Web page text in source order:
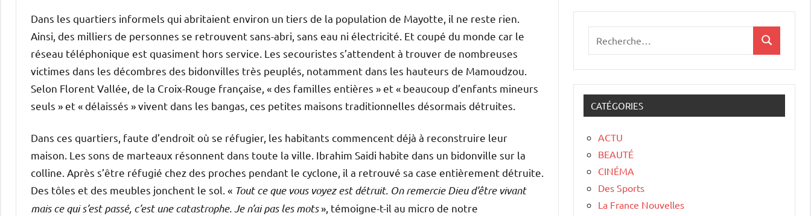
Dans les quartiers informels qui abritaient environ un tiers de la population de Mayotte, il ne reste rien.
Ainsi, des milliers de personnes se retrouvent sans-abri, sans eau ni électricité. Et coupé du monde car le
réseau téléphonique est quasiment hors service. Les secouristes s’attendent à trouver de nombreuses
victimes dans les décombres des bidonvilles très peuplés, notamment dans les hauteurs de Mamoudzou.
Selon Florent Vallée, de la Croix-Rouge française, « des familles entières » et « beaucoup d’enfants mineurs
seuls » et « délaissés » vivent dans les bangas, ces petites maisons traditionnelles désormais détruites.
Dans ces quartiers, faute d’endroit où se réfugier, les habitants commencent déjà à reconstruire leur
maison. Les sons de marteaux résonnent dans toute la ville. Ibrahim Saidi habite dans un bidonville sur la
colline. Après s’être réfugié chez des proches pendant le cyclone, il a retrouvé sa case entièrement détruite.
Des tôles et des meubles jonchent le sol. « Tout ce que vous voyez est détruit. On remercie Dieu d’être vivant
mais ce qui s’est passé, c’est une catastrophe. Je n’ai pas les mots», témoigne-t-il au micro de notre
CATÉGORIES
ACTU
BEAUTÉ
CINÉMA
Des Sports
La France Nouvelles